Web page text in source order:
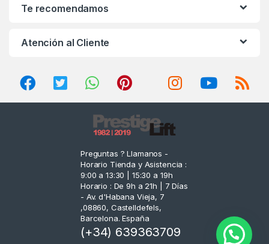
Te recomendamos
Atención al Cliente
Preguntas ? Llamanos -
Horario Tienda y Asistencia :
9:00 a 13:30 | 15:30 a 19h
Horario : De 9h a 21h | 7 Días
- Av. d'Habana Vieja, 7
,08860, Castelldefels,
Barcelona. España
(+34) 639363709